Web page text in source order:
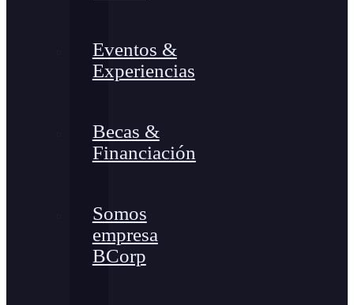
Eventos &
Experiencias
Becas &
Financiación
Somos
empresa
BCorp